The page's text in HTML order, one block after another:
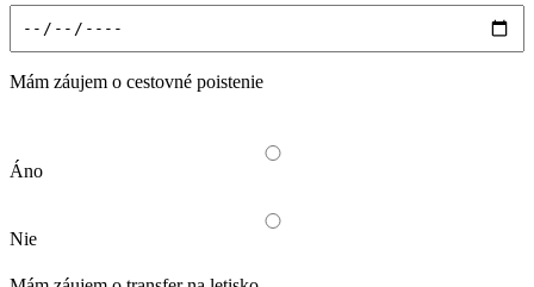
Mám záujem o cestovné poistenie
Áno
Nie